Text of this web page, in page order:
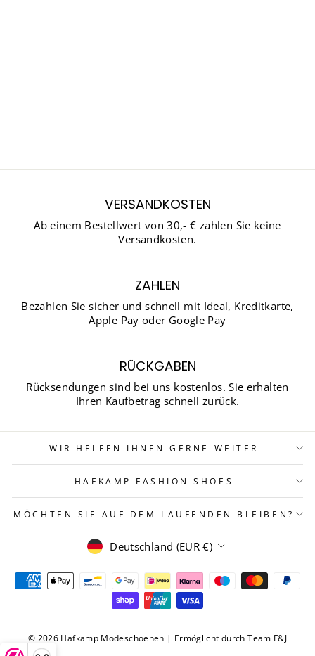
VERSANDKOSTEN
Ab einem Bestellwert von 30,- € zahlen Sie keine
Versandkosten.
ZAHLEN
Bezahlen Sie sicher und schnell mit Ideal, Kreditkarte,
Apple Pay oder Google Pay
RÜCKGABEN
Rücksendungen sind bei uns kostenlos. Sie erhalten
Ihren Kaufbetrag schnell zurück.
WIR HELFEN IHNEN GERNE WEITER
HAFKAMP FASHION SHOES
MÖCHTEN SIE AUF DEM LAUFENDEN BLEIBEN?
WÄHRUNG
Deutschland (EUR €)
© 2026 Hafkamp Modeschoenen | Ermöglicht durch Team F&J